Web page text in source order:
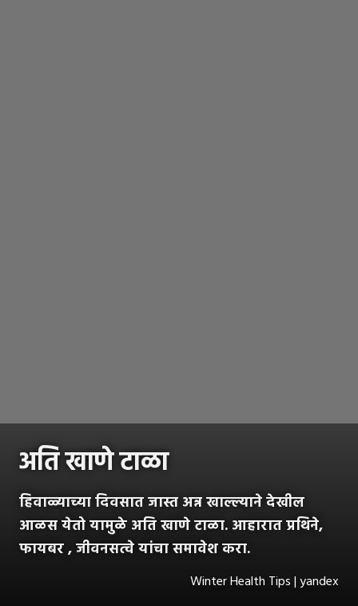
अति खाणे टाळा
हिवाळ्याच्या दिवसात जास्त अन्न खाल्ल्याने देखील
आळस येतो यामुळे अति खाणे टाळा. आहारात प्रथिने,
फायबर , जीवनसत्वे यांचा समावेश करा.
Winter Health Tips | yandex